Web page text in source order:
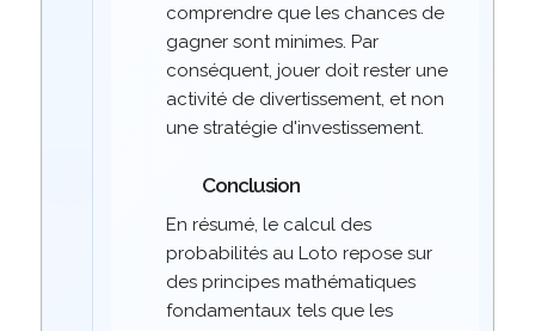
comprendre que les chances de
gagner sont minimes. Par
conséquent, jouer doit rester une
activité de divertissement, et non
une stratégie d'investissement.
Conclusion
En résumé, le calcul des
probabilités au Loto repose sur
des principes mathématiques
fondamentaux tels que les